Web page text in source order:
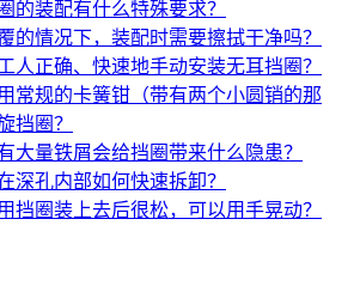
的装配有什么特殊要求？
的情况下，装配时需要擦拭干净吗？
人正确、快速地手动安装无耳挡圈？
常规的卡簧钳（带有两个小圆销的那
挡圈？
大量铁屑会给挡圈带来什么隐患？
深孔内部如何快速拆卸？
挡圈装上去后很松，可以用手晃动？